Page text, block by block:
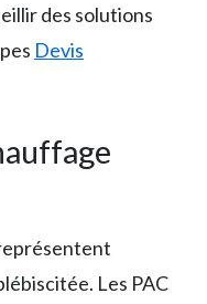
des solutions
Devis
Les PAC